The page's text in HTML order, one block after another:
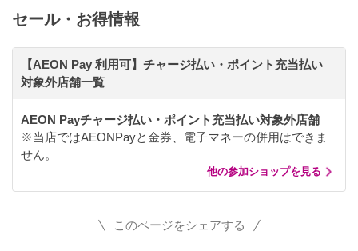
セール・お得情報
【AEON Pay 利用可】チャージ払い・ポイント充当払い
対象外店舗一覧
AEON Payチャージ払い・ポイント充当払い対象外店舗
※当店ではAEONPayと金券、電子マネーの併用はできま
せん。
他の参加ショップを見る
このページをシェアする